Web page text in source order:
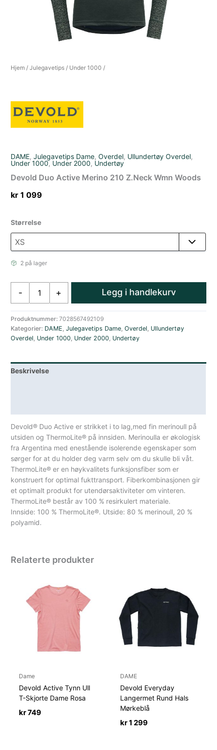
Hjem /Julegavetips / Under 1000 /
DAME,Julegavetips Dame,Overdel, Ullundertøy Overdel,
Under 1000, Under 2000, Undertøy
Devold Duo Active Merino 210 Z.Neck Wmn Woods
kr 1 099
Størrelse
2 på lager
-
Merino
210
Z.Neck
Woods
antall
+ Legg i handlekurv
Produktnummer:7028567492109
Kategorier: DAME,Julegavetips Dame,Overdel, Ullundertøy
Overdel, Under 1000, Under 2000, Undertøy
Beskrivelse
Devold® Duo Active er strikket i to lag,med fin merinoull på
utsiden og ThermoLite® på innsiden. Merinoulla er økologisk
fra Argentina med enestående isolerende egenskaper som
sørger for at du holder deg varm selv om du skulle bli våt.
ThermoLite® er en høykvalitets funksjonsfiber som er
konstruert for optimal fukttransport. Fiberkombinasjonen gir
et optimalt produkt for utendørsaktiviteter om vinteren.
ThermoLite® består av 100 % resirkulert materiale.
Innside: 100 % ThermoLite®. Utside: 80 % merinoull, 20 %
polyamid.
Relaterte produkter
Dame
Devold Active Tynn Ull
T-Skjorte Dame Rosa
kr749
DAME
Devold Everyday
Langermet Rund Hals
Mørkeblå
kr1 299